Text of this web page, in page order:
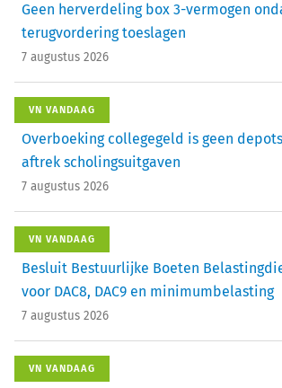
Geen herverdeling box 3-vermogen
terugvordering toeslagen
7 augustus 2026
VN VANDAAG
Overboeking collegegeld is geen
aftrek scholingsuitgaven
7 augustus 2026
VN VANDAAG
Besluit Bestuurlijke Boeten
voor DAC8, DAC9 en minimumbelasting
7 augustus 2026
VN VANDAAG